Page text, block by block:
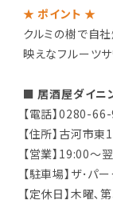
★ ポイント ★
クルミの樹で自
映えなフルーツ
■ 居酒屋ダイ
【電話】0280-
【住所】古河市
【営業】19:00～
【駐車場】ザ･パ
【定休日】木曜､